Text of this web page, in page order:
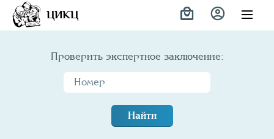
ЦИКЦ
Проверить экспертное заключение:
Найти